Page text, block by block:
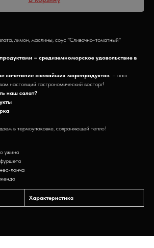
лимон, маслины, соус "Сливочно-томатный"
– средиземноморское удовольствие в
сочетание свежайших морепродуктов – наш
настоящий гастрономический восторг!
наш салат?
в термоупаковке, сохраняющей тепло!
ужина
ланча
Характеристика